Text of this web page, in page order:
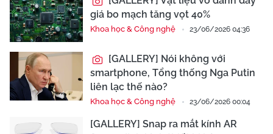
giá bo mạch tăng vọt 40%
Khoa học & Công nghệ 23/06/2026 04:36
[GALLERY] Nói không với
smartphone, Tổng thống Nga Putin
liên lạc thế nào?
Khoa học & Công nghệ 23/06/2026 00:04
[GALLERY] Snap ra mắt kính AR